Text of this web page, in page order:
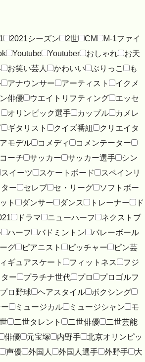
2021シーズン 2世 CM
M-1ファイ
Youtube Youtuber おしゃれ
お天
お笑い芸人 かわいい ぶりっこ
も
アナウンサー アーティスト
イクメ
俳優 ウエイトリフティング
エッセ
オリンピック選手 カップル
カメレ
ギタリスト クイズ番組
クリエイタ
モデル コメディ
コメンテーター
コーチ サッカー サッカー選手
シン
スイーツ スケートボード
スペインリ
ー セレブ セ・リーグ
ソフトボー
ト ダンサー ダンス トレーナー
ド
ドラマ ニューハーフ
ネクストブ
ハーフ バドミントン
バレーボール
グ ピアニスト ピッチャー
ピン芸
ギュアスケート フィットネス
フジ
ー プラチナ世代 プロ
プロゴルフ
プロ野球 ヘアスタイル
ボクシング
ミュージカル ミュージシャン
モ
二世タレント 二世俳優
二世芸能
俳優 元宝塚 内野手
北京オリンピッ
声優 外国人 外国人選手 外野手
大